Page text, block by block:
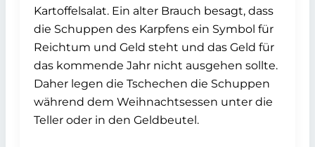
Kartoffelsalat. Ein alter Brauch besagt, dass
die Schuppen des Karpfens ein Symbol für
Reichtum und Geld steht und das Geld für
das kommende Jahr nicht ausgehen sollte.
Daher legen die Tschechen die Schuppen
während dem Weihnachtsessen unter die
Teller oder in den Geldbeutel.